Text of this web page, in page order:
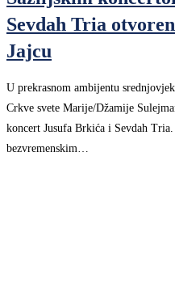
Sevdah Tria
Jajcu
U prekrasnom ambijentu
Crkve svete Marije/Džamije
koncert Jusufa Brkića i Sevdah
bezvremenskim…